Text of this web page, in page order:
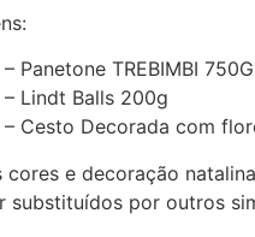
– Panetone TREBIMBI
– Lindt Balls 200g
– Cesto Decorada com
cores e decoração
substituídos por outros